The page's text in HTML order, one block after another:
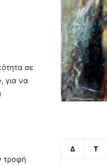
σε
για να
τροφή
Δ Τ